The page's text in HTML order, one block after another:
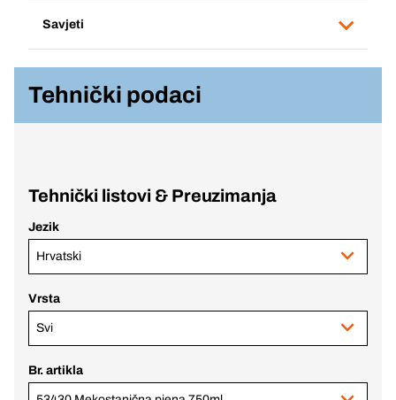
Savjeti
Tehnički podaci
Tehnički listovi & Preuzimanja
Jezik
Hrvatski
Vrsta
Svi
Br. artikla